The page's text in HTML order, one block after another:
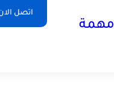
اتصل
Mission gaming مهمة